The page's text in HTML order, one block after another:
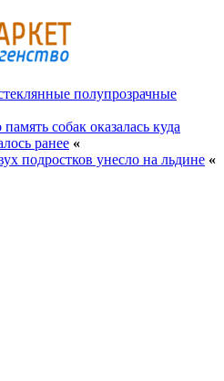
полупрозрачные
собак оказалась куда
ранее «
подростков унесло на льдине «